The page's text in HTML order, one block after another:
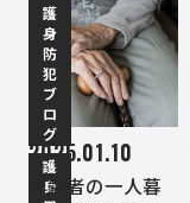
護
身
防
犯
ブ
ロ
グ
護
身
2025.01.10
高齢者の一人暮